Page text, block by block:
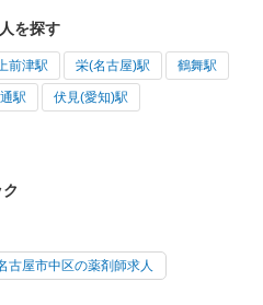
を探す
前津駅 栄(名古屋)駅 鶴舞駅
駅 伏見(愛知)駅
古屋市中区の薬剤師求人